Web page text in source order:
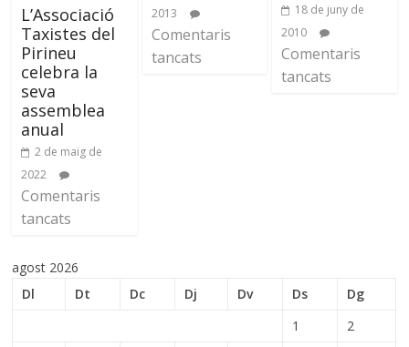
L’Associació
Taxistes del
Pirineu
celebra la
seva
assemblea
anual
2 de maig de
2022
Comentaris
tancats
2013
Comentaris
tancats
18 de juny de
2010
Comentaris
tancats
agost 2026
Dl
Dt Dc Dj Dv Ds
Dg
1
2